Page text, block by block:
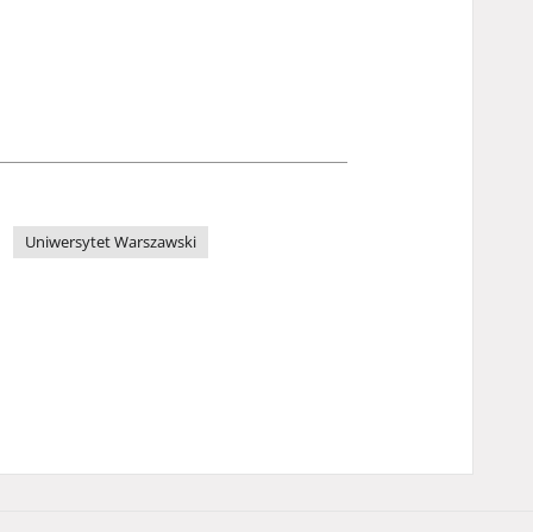
Uniwersytet Warszawski